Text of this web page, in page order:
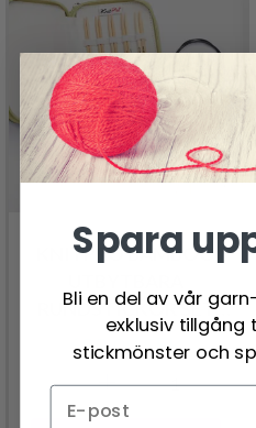
KNITPRO BAMBOO
RUNDSTICKOR SET
NYBÖRJARE
699.00 SEK
Spara
Bli en del av vår
exklusiv tillgång
stickmönster och